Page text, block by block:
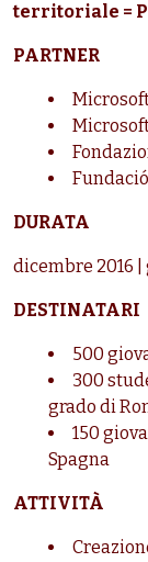
territoriale =
PARTNER
DURATA
dicembre 2016 |
DESTINATARI
500
300
grado di
150
Spagna
ATTIVITÀ